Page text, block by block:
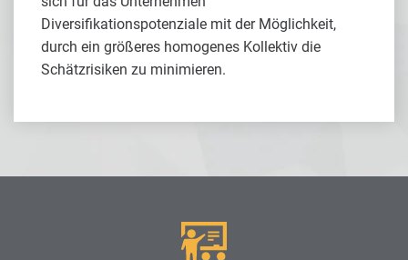
Diversifikationspotenziale mit der Möglichkeit,
durch ein größeres homogenes Kollektiv die
Schätzrisiken zu minimieren.